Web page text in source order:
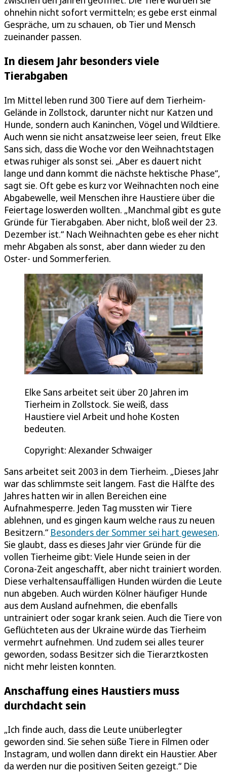
ohnehin nicht sofort vermitteln; es gebe erst einmal
Gespräche, um zu schauen, ob Tier und Mensch
zueinander passen.
In diesem Jahr besonders viele
Tierabgaben
Im Mittel leben rund 300 Tiere auf dem Tierheim-
Gelände in Zollstock, darunter nicht nur Katzen und
Hunde, sondern auch Kaninchen, Vögel und Wildtiere.
Auch wenn sie nicht ansatzweise leer seien, freut Elke
Sans sich, dass die Woche vor den Weihnachtstagen
etwas ruhiger als sonst sei. „Aber es dauert nicht
lange und dann kommt die nächste hektische Phase“,
sagt sie. Oft gebe es kurz vor Weihnachten noch eine
Abgabewelle, weil Menschen ihre Haustiere über die
Feiertage loswerden wollten. „Manchmal gibt es gute
Gründe für Tierabgaben. Aber nicht, bloß weil der 23.
Dezember ist.“ Nach Weihnachten gebe es eher nicht
mehr Abgaben als sonst, aber dann wieder zu den
Oster- und Sommerferien.
Elke Sans arbeitet seit über 20 Jahren im
Tierheim in Zollstock. Sie weiß, dass
Haustiere viel Arbeit und hohe Kosten
bedeuten.
Copyright: Alexander Schwaiger
Sans arbeitet seit 2003 in dem Tierheim. „Dieses Jahr
war das schlimmste seit langem. Fast die Hälfte des
Jahres hatten wir in allen Bereichen eine
Aufnahmesperre. Jeden Tag mussten wir Tiere
ablehnen, und es gingen kaum welche raus zu neuen
Besitzern.“ Besonders der Sommer sei hart gewesen.
Sie glaubt, dass es dieses Jahr vier Gründe für die
vollen Tierheime gibt: Viele Hunde seien in der
Corona-Zeit angeschafft, aber nicht trainiert worden.
Diese verhaltensauffälligen Hunden würden die Leute
nun abgeben. Auch würden Kölner häufiger Hunde
aus dem Ausland aufnehmen, die ebenfalls
untrainiert oder sogar krank seien. Auch die Tiere von
Geflüchteten aus der Ukraine würde das Tierheim
vermehrt aufnehmen. Und zudem sei alles teurer
geworden, sodass Besitzer sich die Tierarztkosten
nicht mehr leisten konnten.
Anschaffung eines Haustiers muss
durchdacht sein
„Ich finde auch, dass die Leute unüberlegter
geworden sind. Sie sehen süße Tiere in Filmen oder
Instagram, und wollen dann direkt ein Haustier. Aber
da werden nur die positiven Seiten gezeigt.“ Die